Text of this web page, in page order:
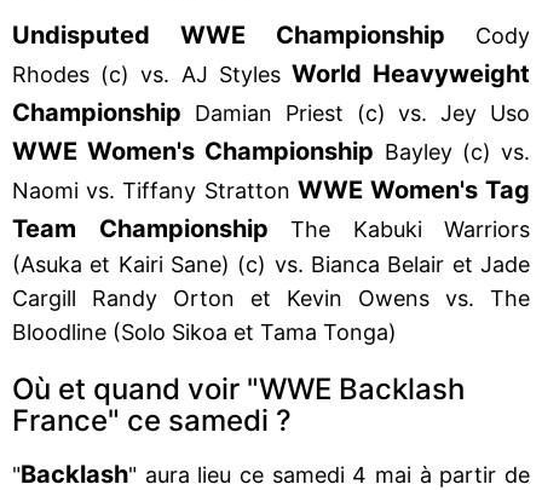
Undisputed WWE Championship Cody
Rhodes (c) vs. AJ Styles World Heavyweight
Championship Damian Priest (c) vs. Jey Uso
WWE Women's Championship Bayley (c) vs.
Naomi vs. Tiffany Stratton WWE Women's Tag
Team Championship The Kabuki Warriors
(Asuka et Kairi Sane) (c) vs. Bianca Belair et Jade
Cargill Randy Orton et Kevin Owens vs. The
Bloodline (Solo Sikoa et Tama Tonga)
Où et quand voir "WWE Backlash
France" ce samedi ?
"Backlash" aura lieu ce samedi 4 mai à partir de